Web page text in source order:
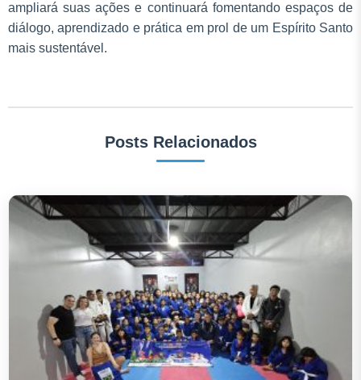
ampliará suas ações e continuará fomentando espaços de
diálogo, aprendizado e prática em prol de um Espírito Santo
mais sustentável.
Posts Relacionados